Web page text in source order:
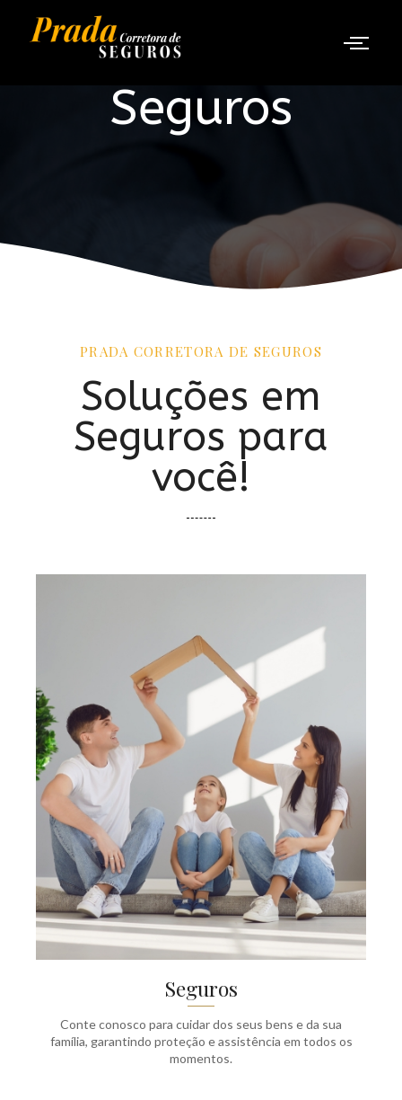
Seguros
PRADA CORRETORA DE SEGUROS
Soluções em
Seguros para
você!
Seguros
Conte conosco para cuidar dos seus bens e da sua
família, garantindo proteção e assistência em todos os
momentos.